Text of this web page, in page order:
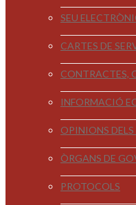
SEU
CARTES DE
CONTRACTES,
INFORMACIÓ
OPINIONS
ÒRGANS DE
PROTOCOLS